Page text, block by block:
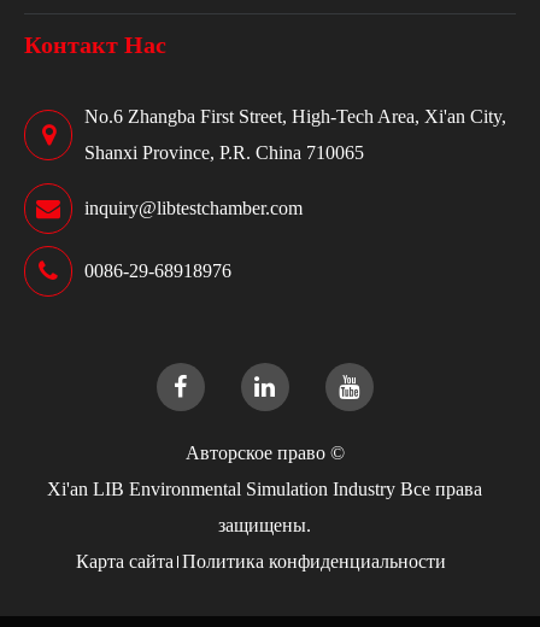
Контакт Нас
No.6 Zhangba First Street, High-Tech Area, Xi'an City,
Shanxi Province, P.R. China 710065
inquiry@libtestchamber.com
0086-29-68918976
Авторское право ©
Xi'an LIB Environmental Simulation Industry Все права
защищены.
Карта сайта Политика конфиденциальности